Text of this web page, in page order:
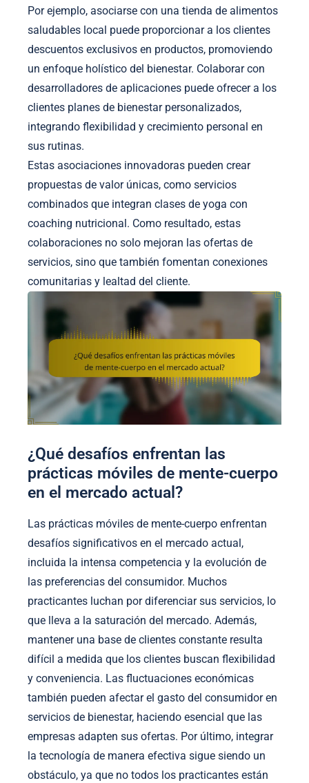
Por ejemplo, asociarse con una tienda de alimentos
saludables local puede proporcionar a los clientes
descuentos exclusivos en productos, promoviendo
un enfoque holístico del bienestar. Colaborar con
desarrolladores de aplicaciones puede ofrecer a los
clientes planes de bienestar personalizados,
integrando flexibilidad y crecimiento personal en
sus rutinas.
Estas asociaciones innovadoras pueden crear
propuestas de valor únicas, como servicios
combinados que integran clases de yoga con
coaching nutricional. Como resultado, estas
colaboraciones no solo mejoran las ofertas de
servicios, sino que también fomentan conexiones
comunitarias y lealtad del cliente.
¿Qué desafíos enfrentan las
prácticas móviles de mente-cuerpo
en el mercado actual?
Las prácticas móviles de mente-cuerpo enfrentan
desafíos significativos en el mercado actual,
incluida la intensa competencia y la evolución de
las preferencias del consumidor. Muchos
practicantes luchan por diferenciar sus servicios, lo
que lleva a la saturación del mercado. Además,
mantener una base de clientes constante resulta
difícil a medida que los clientes buscan flexibilidad
y conveniencia. Las fluctuaciones económicas
también pueden afectar el gasto del consumidor en
servicios de bienestar, haciendo esencial que las
empresas adapten sus ofertas. Por último, integrar
la tecnología de manera efectiva sigue siendo un
obstáculo, ya que no todos los practicantes están